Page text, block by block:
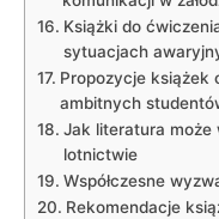
Książki do
sytuacjach
Propozycje książek
ambitnych
Jak literatura ⁣może
lotnictwie
Współczesne
Rekomendacje